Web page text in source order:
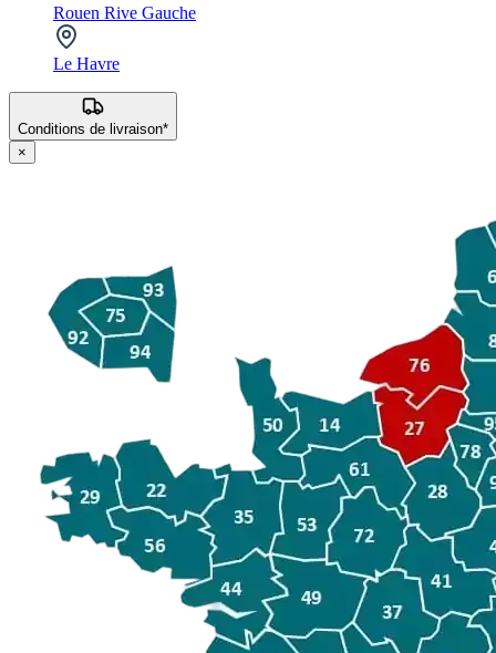
Rouen Rive Gauche
Le Havre
Conditions de livraison*
×